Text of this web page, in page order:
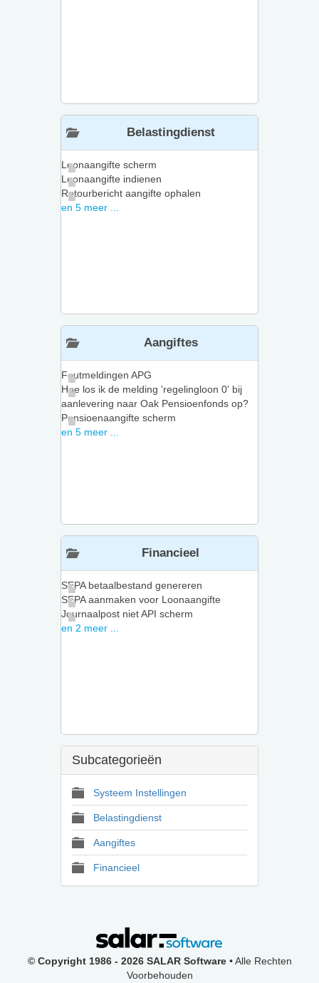
Belastingdienst
Loonaangifte scherm
Loonaangifte indienen
Retourbericht aangifte ophalen
en 5 meer ...
Aangiftes
Foutmeldingen APG
Hoe los ik de melding 'regelingloon 0' bij
aanlevering naar Oak Pensioenfonds op?
Pensioenaangifte scherm
en 5 meer ...
Financieel
SEPA betaalbestand genereren
SEPA aanmaken voor Loonaangifte
Journaalpost niet API scherm
en 2 meer ...
Subcategorieën
Systeem Instellingen
Belastingdienst
Aangiftes
Financieel
© Copyright 1986 - 2026 SALAR Software • Alle Rechten
Voorbehouden